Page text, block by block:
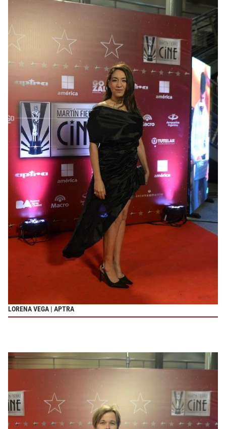
LORENA VEGA | APTRA